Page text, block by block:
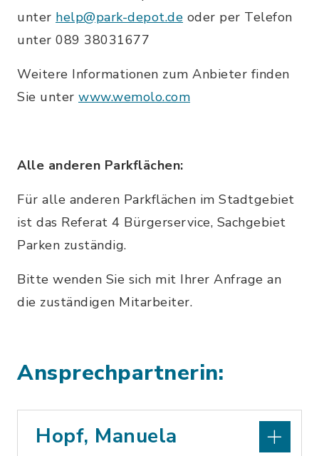
unter help@park-depot.de oder per Telefon
unter 089 38031677
Weitere Informationen zum Anbieter finden
Sie unter www.wemolo.com
Alle anderen Parkflächen:
Für alle anderen Parkflächen im Stadtgebiet
ist das Referat 4 Bürgerservice, Sachgebiet
Parken zuständig.
Bitte wenden Sie sich mit Ihrer Anfrage an
die zuständigen Mitarbeiter.
Ansprechpartnerin:
Hopf, Manuela